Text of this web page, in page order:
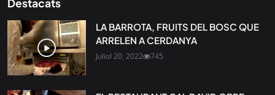
Destacats
LA BARROTA, FRUITS DEL BOSC QUE
ARRELEN A CERDANYA
Juliol 20, 2022 745